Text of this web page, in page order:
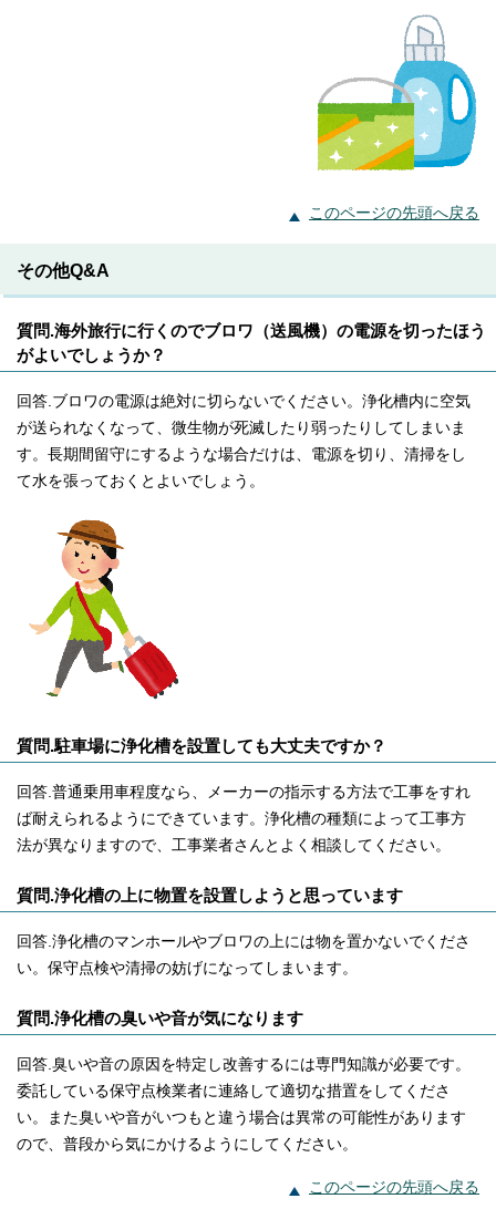
このページの先頭へ戻る
その他Q&A
質問.海外旅行に行くのでブロワ（送風機）の電源を切ったほう
がよいでしょうか？
回答.ブロワの電源は絶対に切らないでください。浄化槽内に空気
が送られなくなって、微生物が死滅したり弱ったりしてしまいま
す。長期間留守にするような場合だけは、電源を切り、清掃をし
て水を張っておくとよいでしょう。
質問.駐車場に浄化槽を設置しても大丈夫ですか？
回答.普通乗用車程度なら、メーカーの指示する方法で工事をすれ
ば耐えられるようにできています。浄化槽の種類によって工事方
法が異なりますので、工事業者さんとよく相談してください。
質問.浄化槽の上に物置を設置しようと思っています
回答.浄化槽のマンホールやブロワの上には物を置かないでくださ
い。保守点検や清掃の妨げになってしまいます。
質問.浄化槽の臭いや音が気になります
回答.臭いや音の原因を特定し改善するには専門知識が必要です。
委託している保守点検業者に連絡して適切な措置をしてくださ
い。また臭いや音がいつもと違う場合は異常の可能性があります
ので、普段から気にかけるようにしてください。
このページの先頭へ戻る